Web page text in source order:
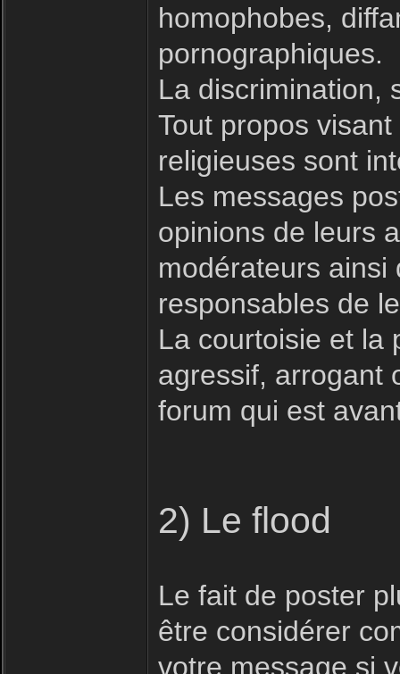
homophobes,
pornographiques.
La discrimination,
Tout propos
religieuses sont
Les messages
opinions de leurs
modérateurs
responsables de
La courtoisie et la
agressif, arrogant
forum qui est
2) Le flood
Le fait de poster
être considérer
votre message si